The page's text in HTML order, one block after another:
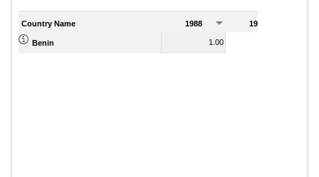
Country Name 1988 1989
Benin 1.00